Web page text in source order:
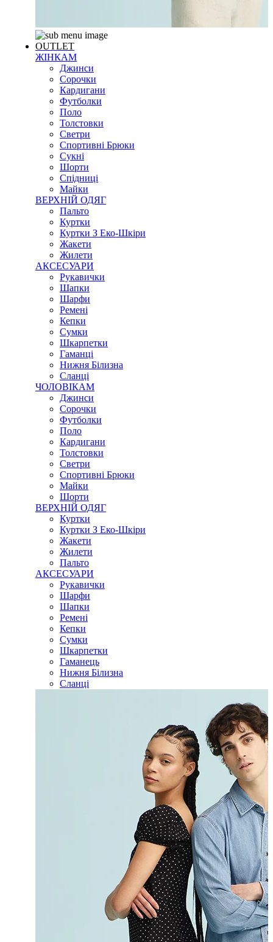
OUTLET
ЖІНКАМ
Джинси
Сорочки
Кардигани
Футболки
Поло
Толстовки
Светри
Спортивні Брюки
Сукні
Шорти
Спідниці
Майки
ВЕРХНІЙ ОДЯГ
Пальто
Куртки
Куртки З Еко-Шкіри
Жакети
Жилети
АКСЕСУАРИ
Рукавички
Шапки
Шарфи
Ремені
Кепки
Сумки
Шкарпетки
Гаманці
Нижня Білизна
Сланці
ЧОЛОВІКАМ
Джинси
Сорочки
Футболки
Поло
Кардигани
Толстовки
Светри
Спортивні Брюки
Майки
Шорти
ВЕРХНІЙ ОДЯГ
Куртки
Куртки З Еко-Шкіри
Жакети
Жилети
Пальто
АКСЕСУАРИ
Рукавички
Шарфи
Шапки
Ремені
Кепки
Сумки
Шкарпетки
Гаманець
Нижня Білизна
Сланці